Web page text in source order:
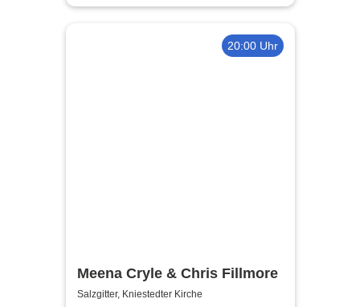
20:00 Uhr
Meena Cryle & Chris Fillmore
Salzgitter, Kniestedter Kirche